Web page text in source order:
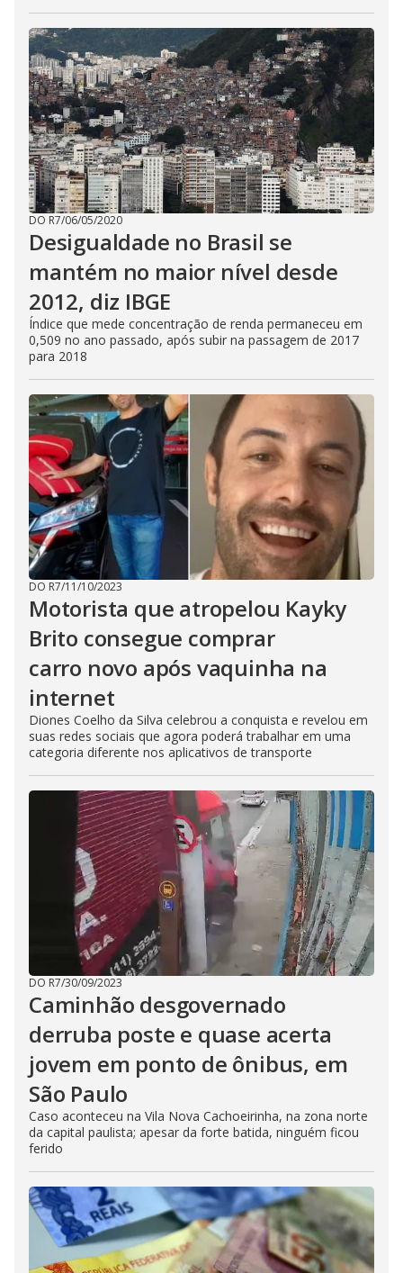
DO R7/06/05/2020
Desigualdade no Brasil se
mantém no maior nível desde
2012, diz IBGE
Índice que mede concentração de renda permaneceu em
0,509 no ano passado, após subir na passagem de 2017
para 2018
DO R7/11/10/2023
Motorista que atropelou Kayky
Brito consegue comprar
carro novo após vaquinha na
internet
Diones Coelho da Silva celebrou a conquista e revelou em
suas redes sociais que agora poderá trabalhar em uma
categoria diferente nos aplicativos de transporte
DO R7/30/09/2023
Caminhão desgovernado
derruba poste e quase acerta
jovem em ponto de ônibus, em
São Paulo
Caso aconteceu na Vila Nova Cachoeirinha, na zona norte
da capital paulista; apesar da forte batida, ninguém ficou
ferido